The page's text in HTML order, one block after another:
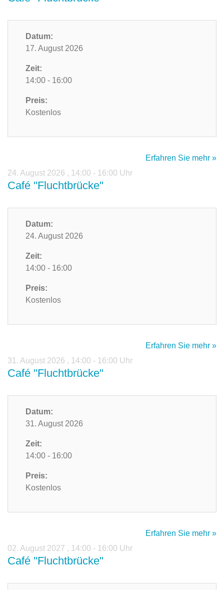
Datum:
17. August 2026
Zeit:
14:00 - 16:00
Preis:
Kostenlos
Erfahren Sie mehr »
24. August 2026 , 14:00 - 16:00 Uhr
Café "Fluchtbrücke"
Datum:
24. August 2026
Zeit:
14:00 - 16:00
Preis:
Kostenlos
Erfahren Sie mehr »
31. August 2026 , 14:00 - 16:00 Uhr
Café "Fluchtbrücke"
Datum:
31. August 2026
Zeit:
14:00 - 16:00
Preis:
Kostenlos
Erfahren Sie mehr »
02. August 2027 , 14:00 - 16:00 Uhr
Café "Fluchtbrücke"